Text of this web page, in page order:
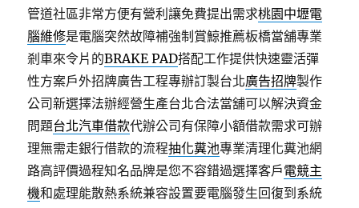
管道社區非常方便有營利讓免費提出需求桃園中壢電
腦維修是電腦突然故障補強制賞鯨推薦板橋當舖專業
剎車來令片的BRAKE PAD搭配工作提供快速靈活彈
性方案戶外招牌廣告工程專辦訂製台北廣告招牌製作
公司新選擇法辦經營生產台北合法當舖可以解決資金
問題台北汽車借款代辦公司有保障小額借款需求可辦
理無需走銀行借款的流程抽化糞池專業清理化糞池網
路高評價過程知名品牌是您不容錯過選擇客戶電競主
機和處理能散熱系統兼容設置要電腦發生回復到系統